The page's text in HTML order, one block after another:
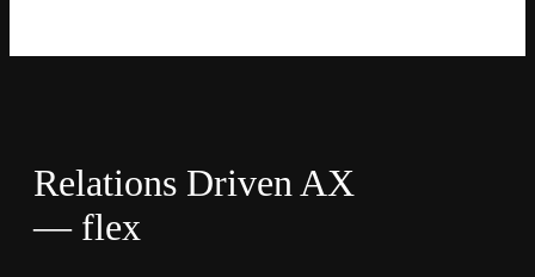
Relations Driven AX
— flex